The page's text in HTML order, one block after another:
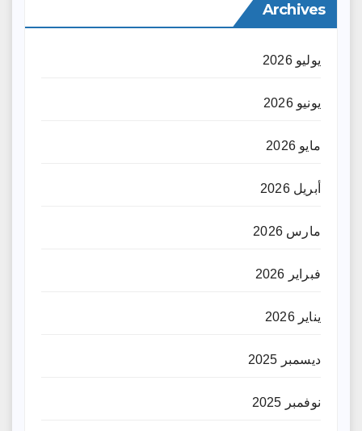
Archives
يوليو 2026
يونيو 2026
مايو 2026
أبريل 2026
مارس 2026
فبراير 2026
يناير 2026
ديسمبر 2025
نوفمبر 2025